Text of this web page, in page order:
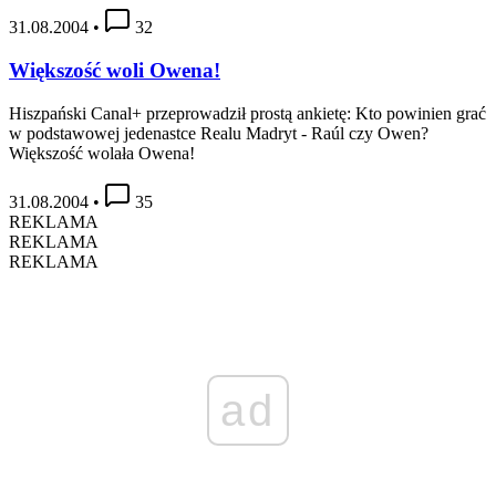
31.08.2004 • 32
Większość woli Owena!
Hiszpański Canal+ przeprowadził prostą ankietę: Kto powinien grać
w podstawowej jedenastce Realu Madryt - Raúl czy Owen?
Większość wolała Owena!
31.08.2004 •
35
REKLAMA
REKLAMA
REKLAMA
ad